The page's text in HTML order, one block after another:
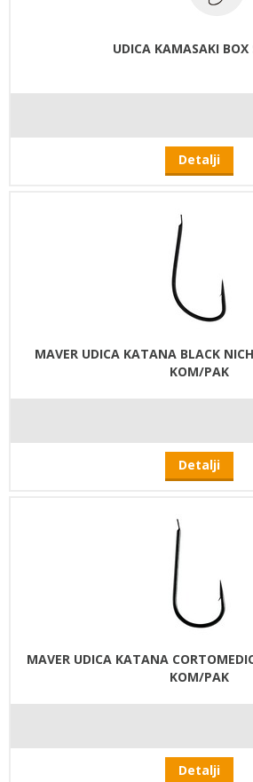
UDICA KAMASAKI BOX
Detalji
MAVER UDICA KATANA BLACK
KOM/PAK
Detalji
MAVER UDICA KATANA
KOM/PAK
Detalji